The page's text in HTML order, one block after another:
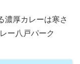
濃厚カレーは寒さ
ー八戸パーク